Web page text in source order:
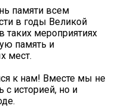
памяти всем
в годы Великой
таких мероприятиях
память и
мест.
к нам! Вместе мы не
с историей, но и